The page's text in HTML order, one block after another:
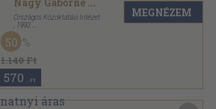
Országos Közoktatási Intézet
1992
Ragasztott papírkötés
Iskolakultúra sorozat
1.140 Ft
50
570 ,-Ft
MEGNÉZEM